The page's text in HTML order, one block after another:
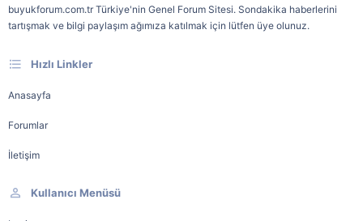
buyukforum.com.tr Türkiye'nin Genel Forum Sitesi. Sondakika haberlerini
tartışmak ve bilgi paylaşım ağımıza katılmak için lütfen üye olunuz.
Hızlı Linkler
Anasayfa
Forumlar
İletişim
Kullanıcı Menüsü